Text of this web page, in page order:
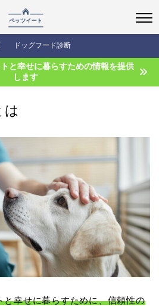
ドッグフード診断
と幸せに暮らすための情報を提供
します
と幸せに暮らすために、信頼性の